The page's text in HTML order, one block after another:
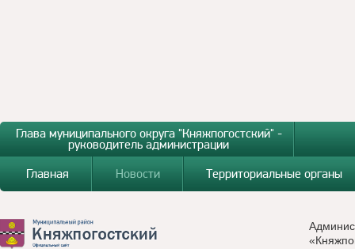
Глава муниципального округа "Княжпогостский" -
руководитель администрации
Главная
Новости Территориальные органы